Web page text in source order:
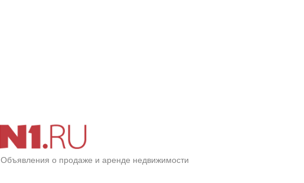
Объявления о продаже и аренде недвижимости